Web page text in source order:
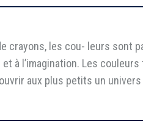
crayons, les cou- leurs sont
à l’imagination. Les
aux plus petits un